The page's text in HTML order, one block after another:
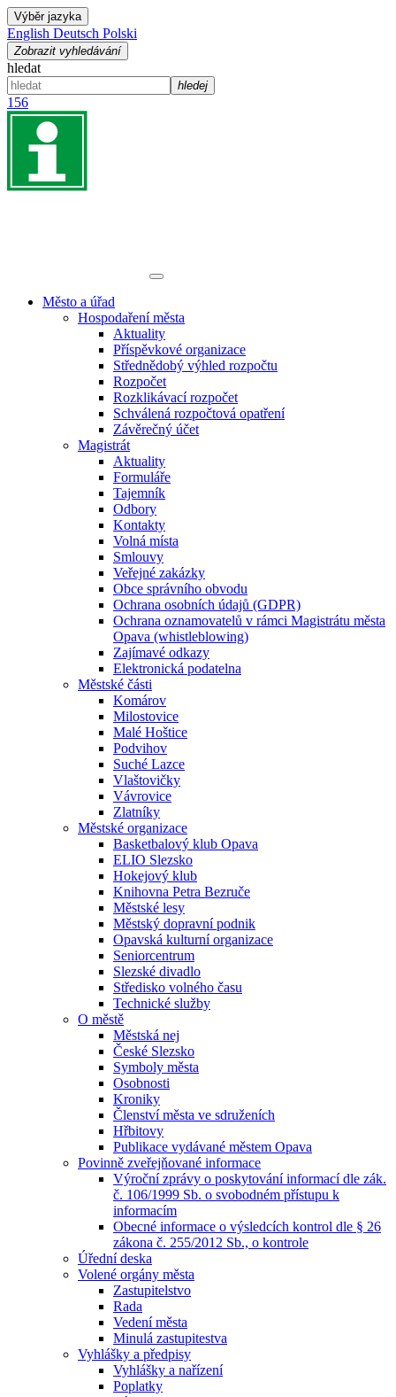
Výběr jazyka
English Deutsch Polski
Zobrazit vyhledávání
hledat
hledej
156
Město a úřad
Hospodaření města
Aktuality
Příspěvkové organizace
Střednědobý výhled rozpočtu
Rozpočet
Rozklikávací rozpočet
Schválená rozpočtová opatření
Závěrečný účet
Magistrát
Aktuality
Formuláře
Tajemník
Odbory
Kontakty
Volná místa
Smlouvy
Veřejné zakázky
Obce správního obvodu
Ochrana osobních údajů (GDPR)
Ochrana oznamovatelů v rámci Magistrátu města
Opava (whistleblowing)
Zajímavé odkazy
Elektronická podatelna
Městské části
Komárov
Milostovice
Malé Hoštice
Podvihov
Suché Lazce
Vlaštovičky
Vávrovice
Zlatníky
Městské organizace
Basketbalový klub Opava
ELIO Slezsko
Hokejový klub
Knihovna Petra Bezruče
Městské lesy
Městský dopravní podnik
Opavská kulturní organizace
Seniorcentrum
Slezské divadlo
Středisko volného času
Technické služby
O městě
Městská nej
České Slezsko
Symboly města
Osobnosti
Kroniky
Členství města ve sdruženích
Hřbitovy
Publikace vydávané městem Opava
Povinně zveřejňované informace
Výroční zprávy o poskytování informací dle zák.
č. 106/1999 Sb. o svobodném přístupu k
informacím
Obecné informace o výsledcích kontrol dle § 26
zákona č. 255/2012 Sb., o kontrole
Úřední deska
Volené orgány města
Zastupitelstvo
Rada
Vedení města
Minulá zastupitestva
Vyhlášky a předpisy
Vyhlášky a nařízení
Poplatky